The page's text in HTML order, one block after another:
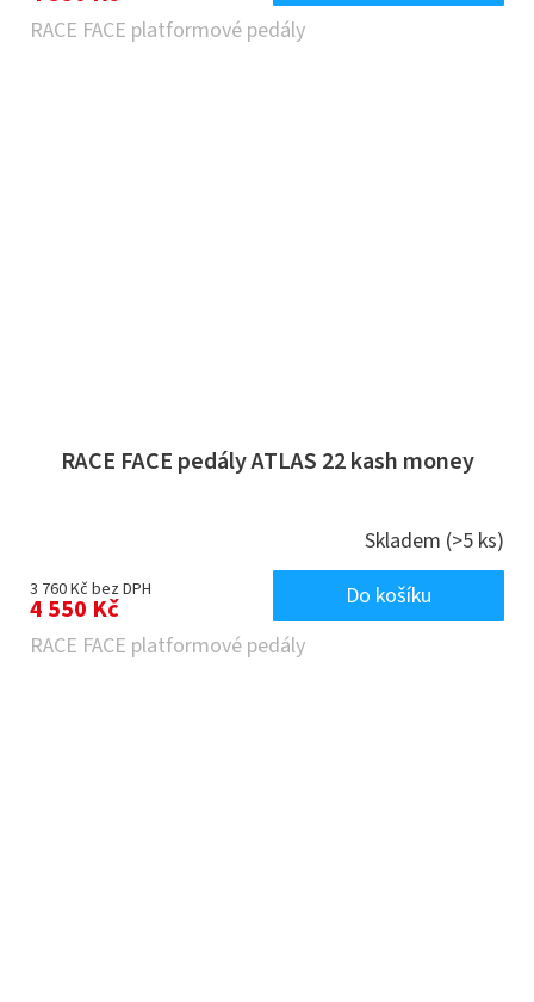
RACE FACE platformové pedály
RACE FACE pedály ATLAS 22 kash money
Skladem (>5 ks)
3 760 Kč bez DPH
4 550 Kč
Do košíku
RACE FACE platformové pedály